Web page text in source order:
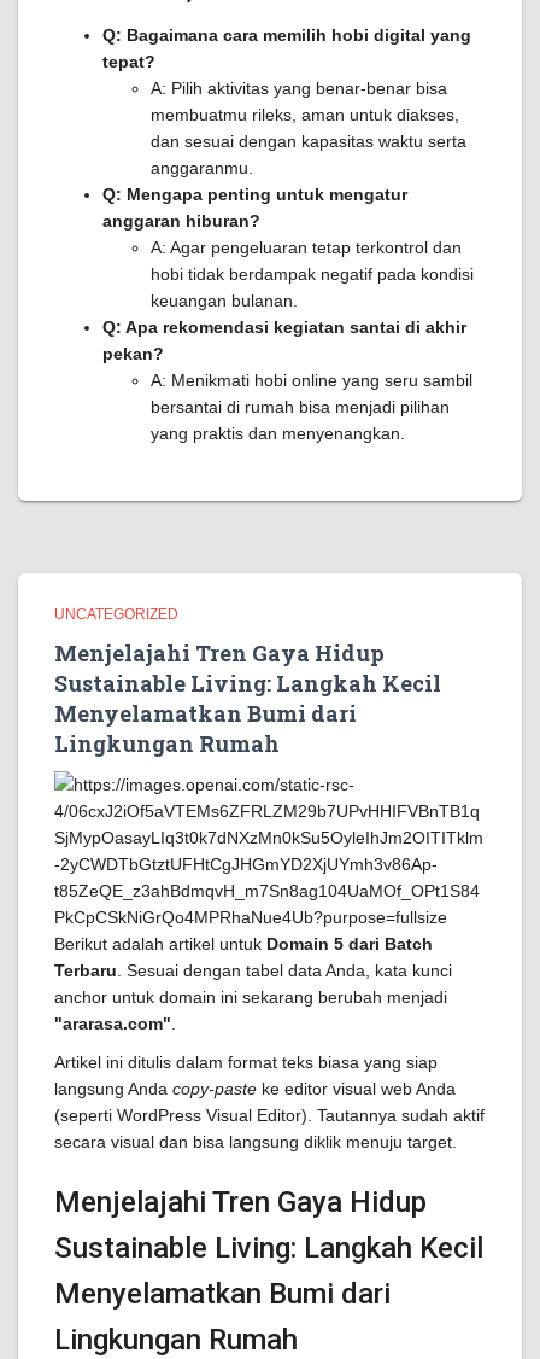
Q: Bagaimana cara memilih hobi digital yang
tepat?
A: Pilih aktivitas yang benar-benar bisa
membuatmu rileks, aman untuk diakses,
dan sesuai dengan kapasitas waktu serta
anggaranmu.
Q: Mengapa penting untuk mengatur
anggaran hiburan?
A: Agar pengeluaran tetap terkontrol dan
hobi tidak berdampak negatif pada kondisi
keuangan bulanan.
Q: Apa rekomendasi kegiatan santai di akhir
pekan?
A: Menikmati hobi online yang seru sambil
bersantai di rumah bisa menjadi pilihan
yang praktis dan menyenangkan.
UNCATEGORIZED
Menjelajahi Tren Gaya Hidup
Sustainable Living: Langkah Kecil
Menyelamatkan Bumi dari
Lingkungan Rumah
Berikut adalah artikel untuk Domain 5 dari Batch
Terbaru . Sesuai dengan tabel data Anda, kata kunci
anchor untuk domain ini sekarang berubah menjadi
"ararasa.com"
Artikel ini ditulis dalam format teks biasa yang siap
langsung Anda copy-paste ke editor visual web Anda
(seperti WordPress Visual Editor). Tautannya sudah aktif
secara visual dan bisa langsung diklik menuju target.
Menjelajahi Tren Gaya Hidup
Sustainable Living: Langkah Kecil
Menyelamatkan Bumi dari
Lingkungan Rumah